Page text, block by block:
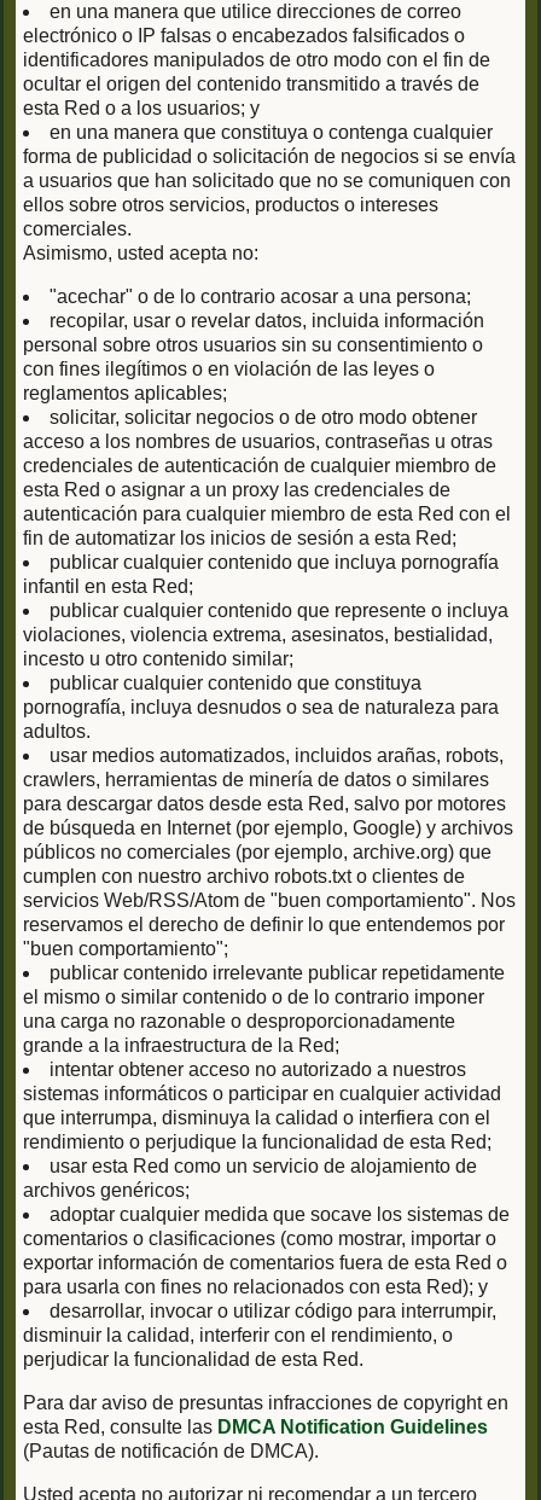
en una manera que utilice direcciones de correo
electrónico o IP falsas o encabezados falsificados o
identificadores manipulados de otro modo con el fin de
ocultar el origen del contenido transmitido a través de
esta Red o a los usuarios; y
en una manera que constituya o contenga cualquier
forma de publicidad o solicitación de negocios si se envía
a usuarios que han solicitado que no se comuniquen con
ellos sobre otros servicios, productos o intereses
comerciales.
Asimismo, usted acepta no:
"acechar" o de lo contrario acosar a una persona;
recopilar, usar o revelar datos, incluida información
personal sobre otros usuarios sin su consentimiento o
con fines ilegítimos o en violación de las leyes o
reglamentos aplicables;
solicitar, solicitar negocios o de otro modo obtener
acceso a los nombres de usuarios, contraseñas u otras
credenciales de autenticación de cualquier miembro de
esta Red o asignar a un proxy las credenciales de
autenticación para cualquier miembro de esta Red con el
fin de automatizar los inicios de sesión a esta Red;
publicar cualquier contenido que incluya pornografía
infantil en esta Red;
publicar cualquier contenido que represente o incluya
violaciones, violencia extrema, asesinatos, bestialidad,
incesto u otro contenido similar;
publicar cualquier contenido que constituya
pornografía, incluya desnudos o sea de naturaleza para
adultos.
usar medios automatizados, incluidos arañas, robots,
crawlers, herramientas de minería de datos o similares
para descargar datos desde esta Red, salvo por motores
de búsqueda en Internet (por ejemplo, Google) y archivos
públicos no comerciales (por ejemplo, archive.org) que
cumplen con nuestro archivo robots.txt o clientes de
servicios Web/RSS/Atom de "buen comportamiento". Nos
reservamos el derecho de definir lo que entendemos por
"buen comportamiento";
publicar contenido irrelevante publicar repetidamente
el mismo o similar contenido o de lo contrario imponer
una carga no razonable o desproporcionadamente
grande a la infraestructura de la Red;
intentar obtener acceso no autorizado a nuestros
sistemas informáticos o participar en cualquier actividad
que interrumpa, disminuya la calidad o interfiera con el
rendimiento o perjudique la funcionalidad de esta Red;
usar esta Red como un servicio de alojamiento de
archivos genéricos;
adoptar cualquier medida que socave los sistemas de
comentarios o clasificaciones (como mostrar, importar o
exportar información de comentarios fuera de esta Red o
para usarla con fines no relacionados con esta Red); y
desarrollar, invocar o utilizar código para interrumpir,
disminuir la calidad, interferir con el rendimiento, o
perjudicar la funcionalidad de esta Red.
Para dar aviso de presuntas infracciones de copyright en
esta Red, consulte las DMCA Notification Guidelines
(Pautas de notificación de DMCA).
Usted acepta no autorizar ni recomendar a un tercero